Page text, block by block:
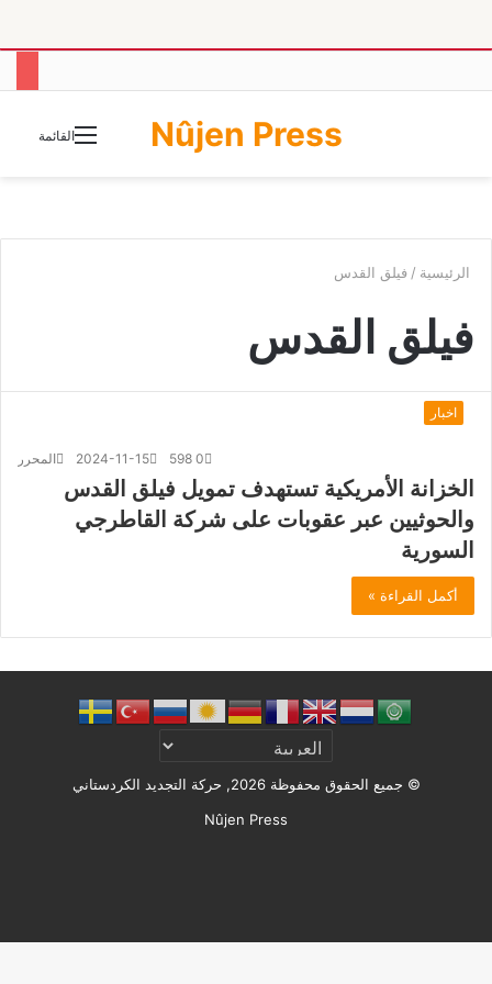
Nûjen Press القائمة
الرئيسية / فيلق القدس
فيلق القدس
اخبار
المحرر 2024-11-15 0
الخزانة الأمريكية تستهدف تمويل فيلق القدس
والحوثيين عبر عقوبات على شركة القاطرجي
السورية
أكمل القراءة »
© جميع الحقوق محفوظة 2026, حركة التجديد الكردستاني
Nûjen Press
الموقع